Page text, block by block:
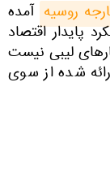
روسیه آمده
پایدار اقتصاد
لیبی نیست
شده از سوی